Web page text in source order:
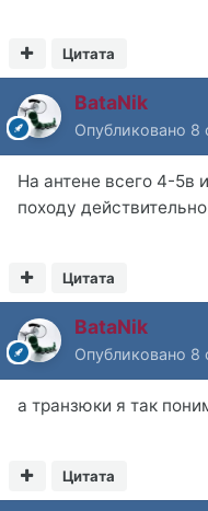
Цитата
BataNik
Опубликовано 8
На антене всего 4-5в
походу
Цитата
BataNik
Опубликовано 8
а транзюки я так
Цитата